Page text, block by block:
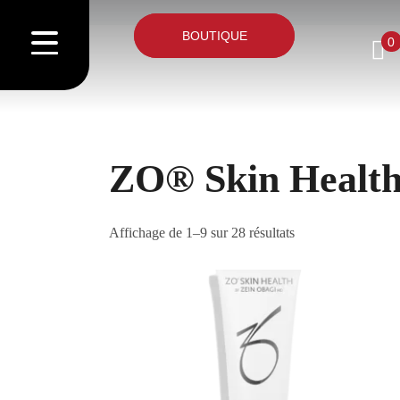
BOUTIQUE 0
ZO® Skin
Affichage de 1–9 sur 28 résultats